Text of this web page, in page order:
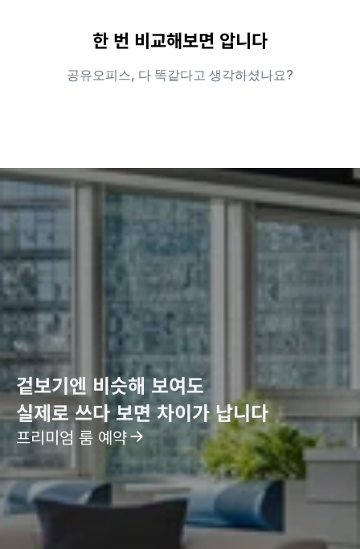
한 번 비교해보면 압니다
공유오피스, 다 똑같다고 생각하셨나요?
겉보기엔 비슷해 보여도
실제로 쓰다 보면 차이가 납니다
프리미엄 룸 예약